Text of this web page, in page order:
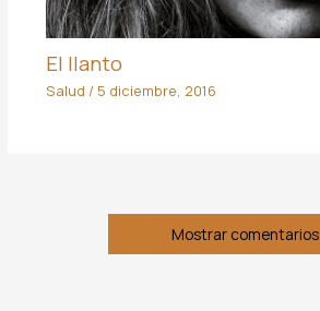
El llanto
Salud / 5 diciembre, 2016
Mostrar comentarios